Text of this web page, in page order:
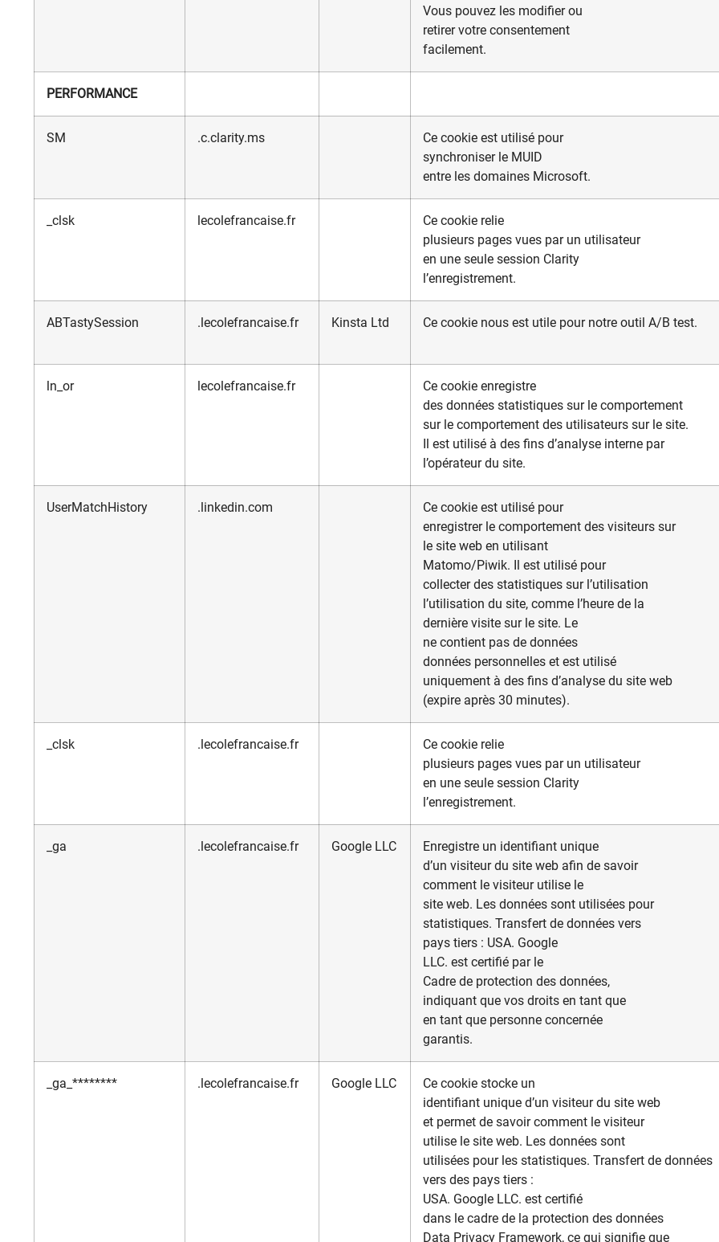
Vous pouvez les modifier ou
retirer votre consentement
facilement.
PERFORMANCE
SM .c.clarity.ms
Ce cookie est utilisé pour
synchroniser le MUID
entre les domaines Microsoft.
_clsk lecolefrancaise.fr
Ce cookie relie
plusieurs pages vues par un utilisateur
en une seule session Clarity
l’enregistrement.
ABTastySession .lecolefrancaise.fr Kinsta Ltd Ce cookie nous est utile pour notre outil A/B test.
ln_or lecolefrancaise.fr
Ce cookie enregistre
des données statistiques sur le comportement
sur le comportement des utilisateurs sur le site.
Il est utilisé à des fins d’analyse interne par
l’opérateur du site.
UserMatchHistory .linkedin.com
Ce cookie est utilisé pour
enregistrer le comportement des visiteurs sur
le site web en utilisant
Matomo/Piwik. Il est utilisé pour
collecter des statistiques sur l’utilisation
l’utilisation du site, comme l’heure de la
dernière visite sur le site. Le
ne contient pas de données
données personnelles et est utilisé
uniquement à des fins d’analyse du site web
(expire après 30 minutes).
_clsk .lecolefrancaise.fr
Ce cookie relie
plusieurs pages vues par un utilisateur
en une seule session Clarity
l’enregistrement.
_ga .lecolefrancaise.fr Google LLC
Enregistre un identifiant unique
d’un visiteur du site web afin de savoir
comment le visiteur utilise le
site web. Les données sont utilisées pour
statistiques. Transfert de données vers
pays tiers : USA. Google
LLC. est certifié par le
Cadre de protection des données,
indiquant que vos droits en tant que
en tant que personne concernée
garantis.
_ga_******** .lecolefrancaise.fr Google LLC
Ce cookie stocke un
identifiant unique d’un visiteur du site web
et permet de savoir comment le visiteur
utilise le site web. Les données sont
utilisées pour les statistiques. Transfert de données
vers des pays tiers :
USA. Google LLC. est certifié
dans le cadre de la protection des données
Data Privacy Framework, ce qui signifie que